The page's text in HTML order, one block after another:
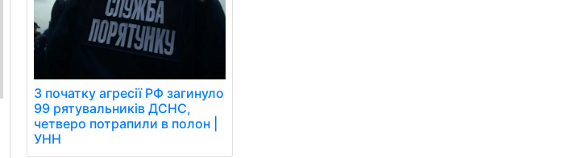
З початку агресії РФ загинуло
99 рятувальників ДСНС,
четверо потрапили в полон |
УНН